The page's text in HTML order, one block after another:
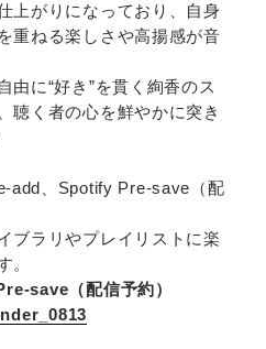
上がりになっており、自身
重ねる楽しさや高揚感が音
由に“好き”を貫く絢香のス
聴く者の心を鮮やかに突き
add、Spotify Pre-save（配
ブラリやプレイリストに楽
。
save（配信予約）